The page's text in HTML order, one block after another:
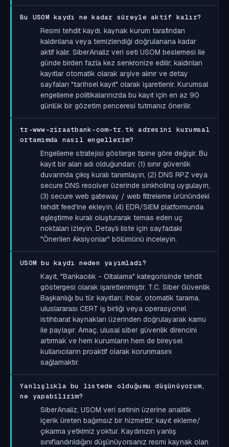
Bu USOM kaydı ne kadar süreyle aktif kalır?
Resmi tehdit kaydı, kaynak kurum tarafından
kaldırılana veya temizlendiği doğrulanana kadar
aktif kalır. SiberAnaliz veri seti USOM beslemesi ile
günde birden fazla kez senkronize edilir; kaldırılan
kayıtlar otomatik olarak arşive alınır ve detay
sayfaları "tarihsel kayıt" olarak işaretlenir. Kurumsal
engelleme politikalarınızda bu kayıt için en az 90
günlük bir gözetim penceresi tutmanız önerilir.
tr-www-ziraatbank-com-tr.tk adresini kurumsal
ortamımda nasıl engellerim?
Engelleme stratejisi gösterge tipine göre değişir. Bu
kayıt bir alan adı olduğundan: (1) sınır güvenlik
duvarında çıkış kuralı tanımlayın, (2) DNS RPZ veya
secure DNS resolver üzerinde sinkholing uygulayın,
(3) secure web gateway / web filtreleme ürünündeki
tehdit feed'ine ekleyin, (4) EDR/SIEM platformunda
eşleştirme kuralı oluşturarak temas eden uç
noktaları izleyin. Detaylı liste için sayfadaki
"Önerilen Aksiyonlar" bölümünü inceleyin.
USOM bu kaydı neden yayımladı?
Kayıt, "Bankacılık - Oltalama" kategorisinde tehdit
göstergesi olarak işaretlenmiştir. T.C. Siber Güvenlik
Başkanlığı bu tür kayıtları; ihbar, otomatik tarama,
uluslararası CERT iş birliği veya operasyonel
istihbarat kaynakları üzerinden doğrulayarak kamu
ile paylaşır. Amaç, ulusal siber güvenlik direncini
artırmak ve hem kurumların hem de bireysel
kullanıcıların proaktif olarak korunmasını
sağlamaktır.
Yanlışlıkla bu listede olduğumu düşünüyorum,
ne yapabilirim?
SiberAnaliz, USOM veri setinin üzerine analitik
içerik üreten bağımsız bir hizmettir; kayıt ekleme/
çıkarma yetkimiz yoktur. Kaydınızın yanlış
sınıflandırıldığını düşünüyorsanız resmi kaynak olan